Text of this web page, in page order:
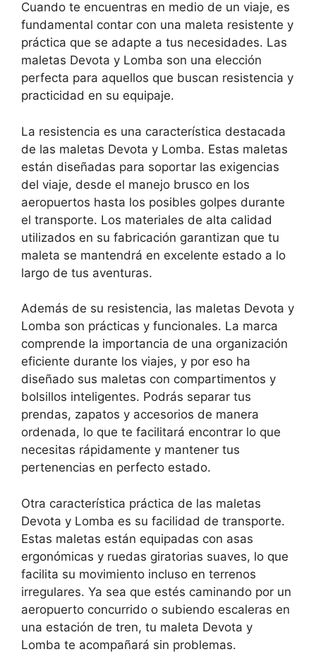
Cuando te encuentras en medio de un viaje, es
fundamental contar con una maleta resistente y
práctica que se adapte a tus necesidades. Las
maletas Devota y Lomba son una elección
perfecta para aquellos que buscan resistencia y
practicidad en su equipaje.
La resistencia es una característica destacada
de las maletas Devota y Lomba. Estas maletas
están diseñadas para soportar las exigencias
del viaje, desde el manejo brusco en los
aeropuertos hasta los posibles golpes durante
el transporte. Los materiales de alta calidad
utilizados en su fabricación garantizan que tu
maleta se mantendrá en excelente estado a lo
largo de tus aventuras.
Además de su resistencia, las maletas Devota y
Lomba son prácticas y funcionales. La marca
comprende la importancia de una organización
eficiente durante los viajes, y por eso ha
diseñado sus maletas con compartimentos y
bolsillos inteligentes. Podrás separar tus
prendas, zapatos y accesorios de manera
ordenada, lo que te facilitará encontrar lo que
necesitas rápidamente y mantener tus
pertenencias en perfecto estado.
Otra característica práctica de las maletas
Devota y Lomba es su facilidad de transporte.
Estas maletas están equipadas con asas
ergonómicas y ruedas giratorias suaves, lo que
facilita su movimiento incluso en terrenos
irregulares. Ya sea que estés caminando por un
aeropuerto concurrido o subiendo escaleras en
una estación de tren, tu maleta Devota y
Lomba te acompañará sin problemas.